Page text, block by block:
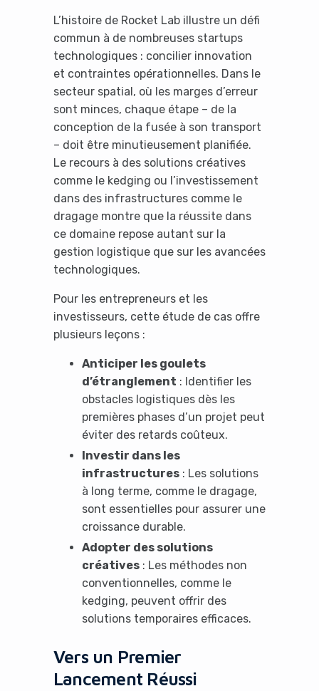
L’histoire de Rocket Lab illustre un défi
commun à de nombreuses startups
technologiques : concilier innovation
et contraintes opérationnelles. Dans le
secteur spatial, où les marges d’erreur
sont minces, chaque étape – de la
conception de la fusée à son transport
– doit être minutieusement planifiée.
Le recours à des solutions créatives
comme le kedging ou l’investissement
dans des infrastructures comme le
dragage montre que la réussite dans
ce domaine repose autant sur la
gestion logistique que sur les avancées
technologiques.
Pour les entrepreneurs et les
investisseurs, cette étude de cas offre
plusieurs leçons :
Anticiper les goulets
d’étranglement : Identifier les
obstacles logistiques dès les
premières phases d’un projet peut
éviter des retards coûteux.
Investir dans les
infrastructures: Les solutions
à long terme, comme le dragage,
sont essentielles pour assurer une
croissance durable.
Adopter des solutions
créatives: Les méthodes non
conventionnelles, comme le
kedging, peuvent offrir des
solutions temporaires efficaces.
Vers un Premier
Lancement Réussi
Yes, I will turn off Ad-Blocker
No Thanks